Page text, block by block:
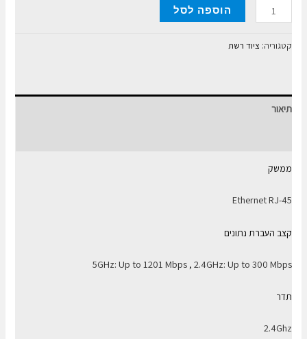
כמות
של
ראוטר
Fi
הוספה לסל
קטגוריה: ציוד רשת
תיאור
ממשק
Ethernet RJ-45
קצב העברת נתונים
5GHz: Up to 1201 Mbps , 2.4GHz: Up to 300 Mbps
תדר
2.4Ghz